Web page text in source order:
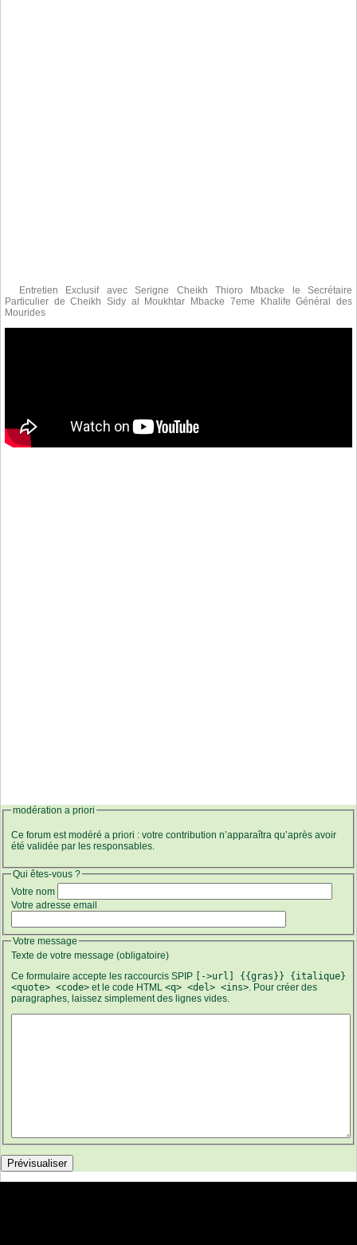
Entretien Exclusif avec Serigne Cheikh Thioro Mbacke le Secrétaire
Particulier de Cheikh Sidy al Moukhtar Mbacke 7eme Khalife Général des
Mourides
modération a priori
Ce forum est modéré a priori : votre contribution n’apparaîtra qu’après avoir
été validée par les responsables.
Qui êtes-vous ?
Votre nom
Votre adresse email
Votre message
Texte de votre message (obligatoire)
Ce formulaire accepte les raccourcis SPIP
[->url] {{gras}} {italique}
<quote> <code> et le code HTML <q> <del> <ins>. Pour créer des
paragraphes, laissez simplement des lignes vides.